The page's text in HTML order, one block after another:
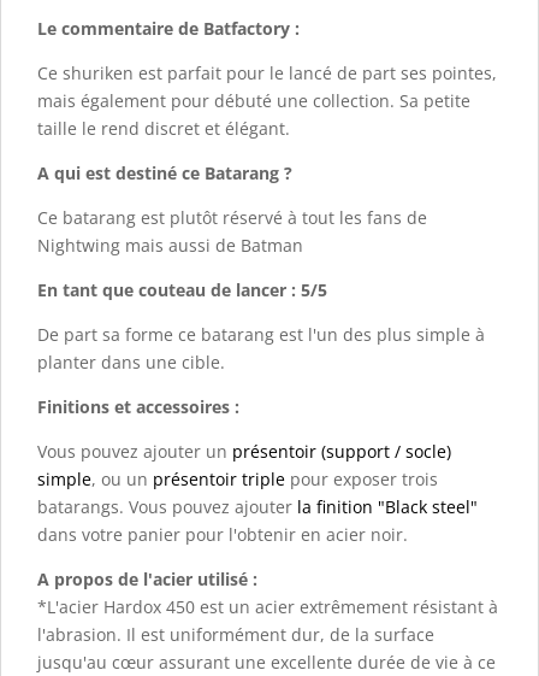
Le commentaire de Batfactory :
Ce shuriken est parfait pour le lancé de part ses pointes,
mais également pour débuté une collection. Sa petite
taille le rend discret et élégant.
A qui est destiné ce Batarang ?
Ce batarang est plutôt réservé à tout les fans de
Nightwing mais aussi de Batman
En tant que couteau de lancer : 5/5
De part sa forme ce batarang est l'un des plus simple à
planter dans une cible.
Finitions et accessoires :
Vous pouvez ajouter un présentoir (support / socle)
simple, ou un présentoir triple pour exposer trois
batarangs. Vous pouvez ajouter la finition "Black steel"
dans votre panier pour l'obtenir en acier noir.
A propos de l'acier utilisé :
*L'acier Hardox 450 est un acier extrêmement résistant à
l'abrasion. Il est uniformément dur, de la surface
jusqu'au cœur assurant une excellente durée de vie à ce